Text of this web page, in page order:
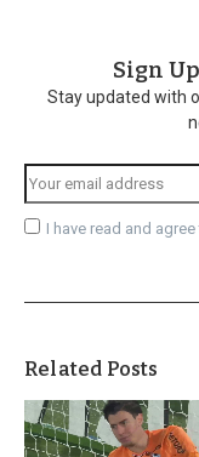
Sign
Stay updated with
I have read and
Related Posts